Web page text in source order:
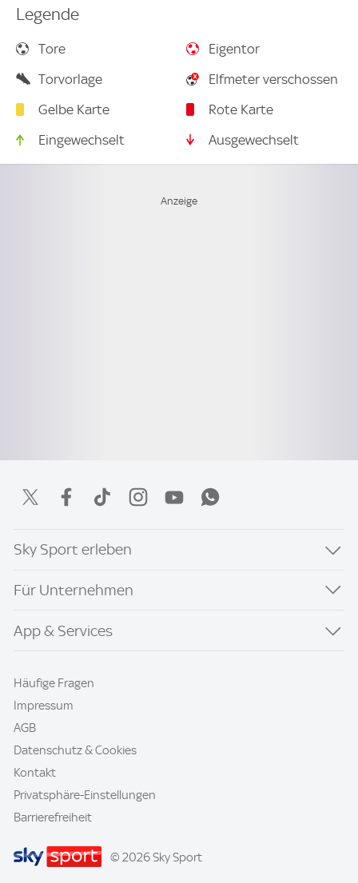
Legende
Tore
Eigentor
Torvorlage
Elfmeter verschossen
Gelbe Karte
Rote Karte
Eingewechselt
Ausgewechselt
Sky Sport erleben
Für Unternehmen
App & Services
Häufige Fragen
Impressum
AGB
Datenschutz & Cookies
Kontakt
Privatsphäre-Einstellungen
Barrierefreiheit
© 2026 Sky Sport